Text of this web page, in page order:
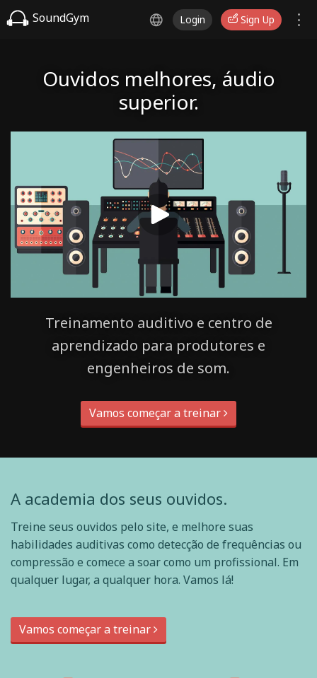
SoundGym Login Sign Up
Ouvidos melhores, áudio
superior.
Treinamento auditivo e centro de
aprendizado para produtores e
engenheiros de som.
Vamos começar a treinar
A academia dos seus ouvidos.
Treine seus ouvidos pelo site, e melhore suas
habilidades auditivas como detecção de frequências ou
compressão e comece a soar como um profissional. Em
qualquer lugar, a qualquer hora. Vamos lá!
Vamos começar a treinar